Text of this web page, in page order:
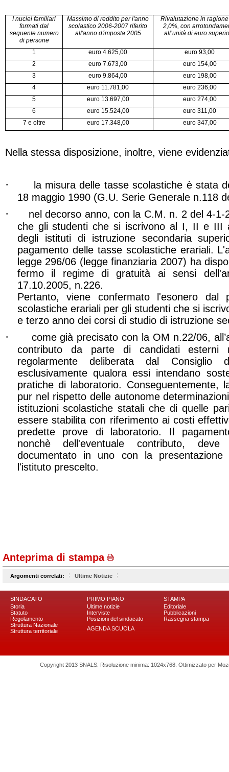
I nuclei familiari
formati dal
seguente numero
di persone
Massimo di reddito per l'anno
scolastico 2006-2007 riferito
all'anno d'imposta 2005
Rivalutazione in
2,0%, con
all’unità di euro
1 euro 4.625,00
euro 93,00
2
euro 7.673,00
euro 154,00
3
euro 9.864,00
euro 198,00
4
euro 11.781,00
euro 236,00
5
euro 13.697,00
euro 274,00
6
euro 15.524,00
euro 311,00
7 e oltre
euro 17.348,00 euro 347,00
Nella stessa disposizione, inoltre, viene
·
la misura delle tasse scolastiche è stata
18 maggio 1990 (G.U. Serie Generale n.118
·
nel decorso anno, con la C.M. n. 2 del 4-
che gli studenti che si iscrivono al I, II e III
degli istituti di istruzione secondaria
pagamento delle tasse scolastiche erariali.
legge 296/06 (legge finanziaria 2007) ha
fermo il regime di gratuità ai sensi
17.10.2005, n.226.
Pertanto, viene confermato l'esonero dal
scolastiche erariali per gli studenti che si
e terzo anno dei corsi di studio di istruzione
·
come già precisato con la OM n.22/06,
contributo da parte di candidati esterni
regolarmente deliberata dal
esclusivamente qualora essi intendano
pratiche di laboratorio. Conseguentemente,
pur nel rispetto delle autonome
istituzioni scolastiche statali che di quelle
essere stabilita con riferimento ai costi
predette prove di laboratorio. Il
nonchè dell'eventuale contributo,
documentato in uno con la presentazione
l'istituto prescelto.
Anteprima di stampa
Argomenti correlati: Ultime Notizie
SINDACATO
Storia
Statuto
Regolamento
Struttura Nazionale
Struttura territoriale
PRIMO PIANO
Ultime notizie
Interviste
Posizioni del sindacato
AGENDA SCUOLA
STAMPA
Editoriale
Pubblicazioni
Rassegna stampa
Copyright 2013 SNALS. Risoluzione minima: 1024x768. Ottimizzato per